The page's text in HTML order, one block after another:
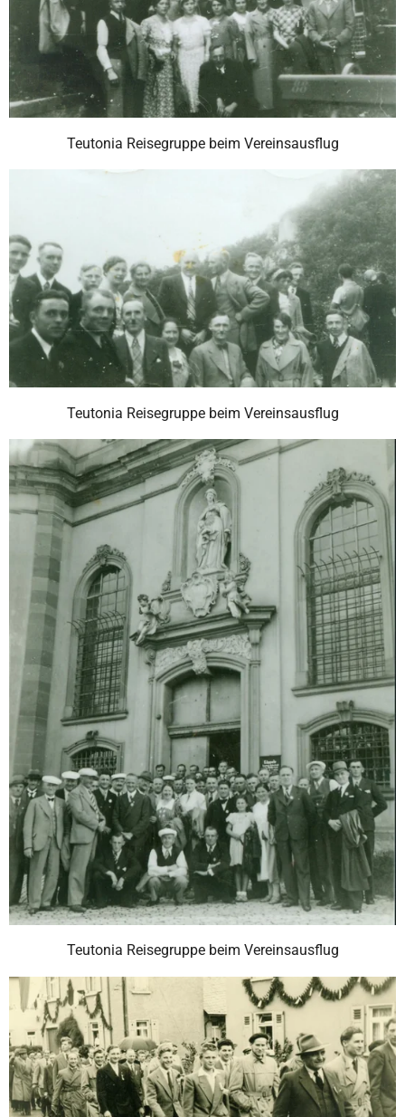
Teutonia Reisegruppe beim Vereinsausflug
Teutonia Reisegruppe beim Vereinsausflug
Teutonia Reisegruppe beim Vereinsausflug